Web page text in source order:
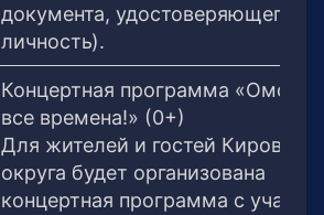
документа, удостоверяющего
личность).
Концертная программа «Омск
все времена!» (0+)
Для жителей и гостей
округа будет организована
концертная программа с